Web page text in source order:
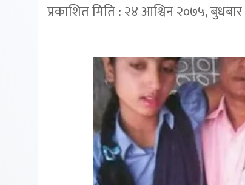
प्रकाशित मिति : २४ आश्विन २०७५,